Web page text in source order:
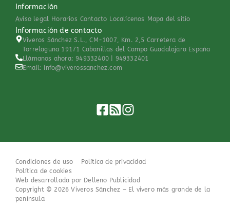
Información
Aviso legal Horarios Contacto Localícenos Mapa del sitio
Información de contacto
Viveros Sánchez S.L., CM-1007, Km. 2,5 Carretera de
Torrelaguna 19171 Cabanillas del Campo Guadalajara España
Llámanos ahora: 949332400 | 949332401
Email: info@viverossanchez.com
Condiciones de uso
Política de privacidad
Política de cookies
Web desarrollada por Delleno Publicidad
Copyright © 2026 Viveros Sánchez – El vivero más grande de la
península